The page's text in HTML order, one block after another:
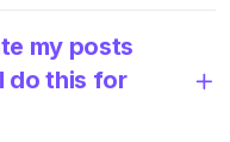
my posts
do this for